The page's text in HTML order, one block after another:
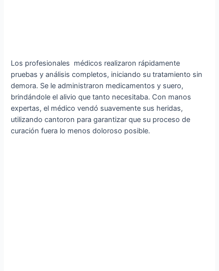
Los profesionales médicos realizaron rápidamente
pruebas y análisis completos, iniciando su tratamiento sin
demora. Se le administraron medicamentos y suero,
brindándole el alivio que tanto necesitaba. Con manos
expertas, el médico vendó suavemente sus heridas,
utilizando cantoron para garantizar que su proceso de
curación fuera lo menos doloroso posible.